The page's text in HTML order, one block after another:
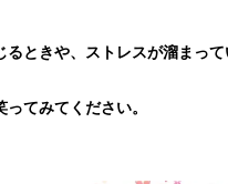
るときや、ストレスが溜まっ
てみてください。